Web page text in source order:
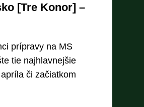
[Tre Konor] –
prípravy na MS
tie najhlavnejšie
či začiatkom